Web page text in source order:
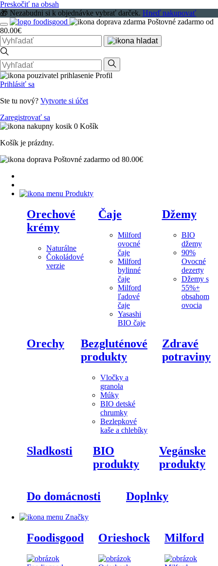
Preskočiť na obsah
🎁 Nezabudni si k objednávke vybrať darček. Hneď nakupovať
Poštovné zadarmo od
80.00€
Profil
Prihlásiť sa
Ste tu nový? Vytvorte si účet
Zaregistrovať sa
0 Košík
Košík je prázdny.
Poštovné zadarmo od 80.00€
Produkty
Orechové
krémy
Naturálne
Čokoládové
verzie
Čaje
Milford
ovocné
čaje
Milford
bylinné
čaje
Milford
ľadové
čaje
Yasashi
BIO čaje
Džemy
BIO
džemy
90%
Ovocné
dezerty
Džemy s
55%+
obsahom
ovocia
Orechy
Bezgluténové
produkty
Vločky a
granola
Múky
BIO detské
chrumky
Bezlepkové
kaše a chlebíky
Zdravé
potraviny
Sladkosti
BIO
produkty
Vegánske
produkty
Do domácnosti Doplnky
Značky
Foodisgood Orieshock Milford